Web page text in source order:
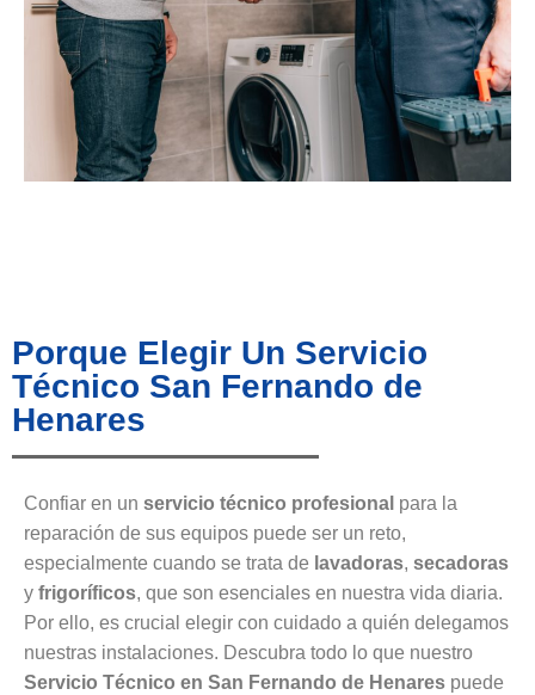
Porque Elegir Un Servicio
Técnico San Fernando de
Henares
Confiar en un servicio técnico profesional para la
reparación de sus equipos puede ser un reto,
especialmente cuando se trata de lavadoras, secadoras
y frigoríficos, que son esenciales en nuestra vida diaria.
Por ello, es crucial elegir con cuidado a quién delegamos
nuestras instalaciones. Descubra todo lo que nuestro
Servicio Técnico en San Fernando de Henares puede